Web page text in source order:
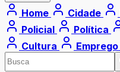
Home Cidade
Policial
Política
Cultura
Emprego